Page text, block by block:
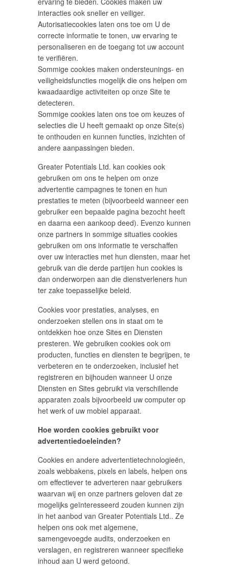
interacties ook sneller en veiliger.
Autorisatiecookies laten ons toe om U de
correcte informatie te tonen, uw ervaring te
personaliseren en de toegang tot uw account
te verifiëren.
Sommige cookies maken ondersteunings- en
veiligheidsfuncties mogelijk die ons helpen om
kwaadaardige activiteiten op onze Site te
detecteren.
Sommige cookies laten ons toe om keuzes of
selecties die U heeft gemaakt op onze Site(s)
te onthouden en kunnen functies, inzichten of
andere aanpassingen bieden.
Greater Potentials Ltd. kan cookies ook
gebruiken om ons te helpen om onze
advertentie campagnes te tonen en hun
prestaties te meten (bijvoorbeeld wanneer een
gebruiker een bepaalde pagina bezocht heeft
en daarna een aankoop deed). Evenzo kunnen
onze partners in sommige situaties cookies
gebruiken om ons informatie te verschaffen
over uw interacties met hun diensten, maar het
gebruik van die derde partijen hun cookies is
dan onderworpen aan die dienstverleners hun
ter zake toepasselijke beleid.
Cookies voor prestaties, analyses, en
onderzoeken stellen ons in staat om te
ontdekken hoe onze Sites en Diensten
presteren. We gebruiken cookies ook om
producten, functies en diensten te begrijpen, te
verbeteren en te onderzoeken, inclusief het
registreren en bijhouden wanneer U onze
Diensten en Sites gebruikt via verschillende
apparaten zoals bijvoorbeeld uw computer op
het werk of uw mobiel apparaat.
Hoe worden cookies gebruikt voor
advertentiedoeleinden?
Cookies en andere advertentietechnologieën,
zoals webbakens, pixels en labels, helpen ons
om effectiever te adverteren naar gebruikers
waarvan wij en onze partners geloven dat ze
mogelijks geïnteresseerd zouden kunnen zijn
in het aanbod van Greater Potentials Ltd.. Ze
helpen ons ook met algemene,
samengevoegde audits, onderzoeken en
verslagen, en registreren wanneer specifieke
inhoud aan U werd getoond.